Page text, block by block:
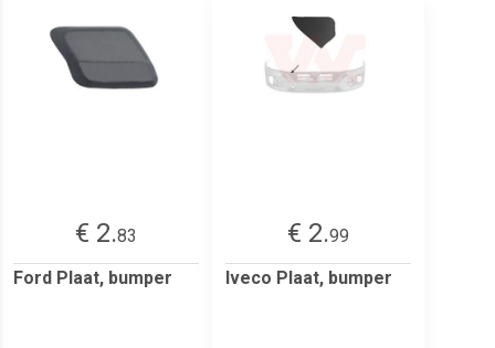
€ 2.83
Ford Plaat, bumper
€ 2.99
Iveco Plaat, bumper